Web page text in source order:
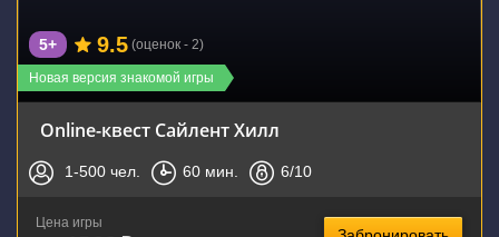
Новая версия знакомой игры
5+ 9.5 (оценок - 2)
Online-квест Сайлент Хилл
1-500 чел. 60 мин. 6/10
Цена игры